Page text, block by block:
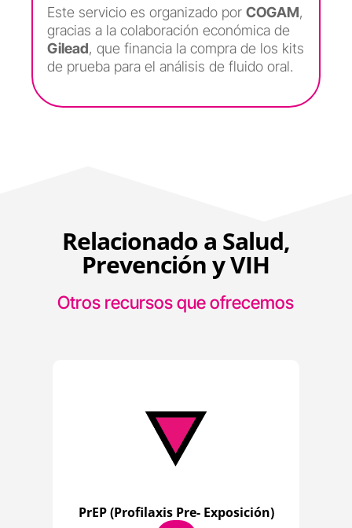
Este servicio es organizado porCOGAM,
gracias a la colaboración económica de
Gilead, que financia la compra de los kits
de prueba para el análisis de fluido oral.
Relacionado a Salud,
Prevención y VIH
Otros recursos que ofrecemos
PrEP (Profilaxis Pre- Exposición)